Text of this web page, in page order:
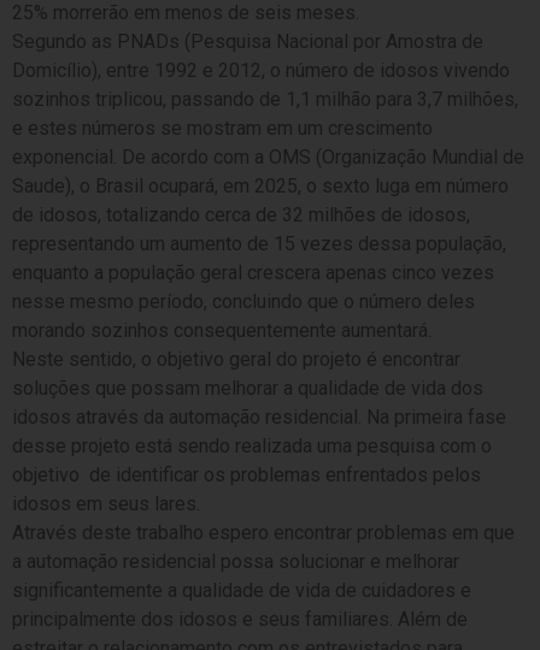
25% morrerão em menos de seis meses.
Segundo as PNADs (Pesquisa Nacional por Amostra de
Domicílio), entre 1992 e 2012, o número de idosos vivendo
sozinhos triplicou, passando de 1,1 milhão para 3,7 milhões,
e estes números se mostram em um crescimento
exponencial. De acordo com a OMS (Organização Mundial de
Saude), o Brasil ocupará, em 2025, o sexto luga em número
de idosos, totalizando cerca de 32 milhões de idosos,
representando um aumento de 15 vezes dessa população,
enquanto a população geral crescera apenas cinco vezes
nesse mesmo período, concluindo que o número deles
morando sozinhos consequentemente aumentará.
Neste sentido, o objetivo geral do projeto é encontrar
soluções que possam melhorar a qualidade de vida dos
idosos através da automação residencial. Na primeira fase
desse projeto está sendo realizada uma pesquisa com o
objetivo de identificar os problemas enfrentados pelos
idosos em seus lares.
Através deste trabalho espero encontrar problemas em que
a automação residencial possa solucionar e melhorar
significantemente a qualidade de vida de cuidadores e
principalmente dos idosos e seus familiares. Além de